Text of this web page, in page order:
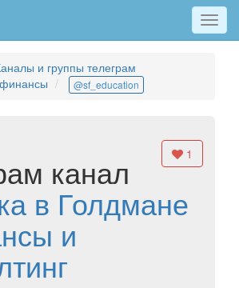
Меню
и группы телеграм
@sf_education
1
канал
в Голдмане
и